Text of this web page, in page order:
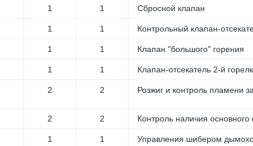
1 1 Сбросной клапан
1 1 Контрольный клапан-
1 1 Клапан "большого" горения
1 1 Клапан-отсекатель 2-й
2 2 Розжиг и контроль пламени
2 2 Контроль наличия основного
1 1 Управления шибером